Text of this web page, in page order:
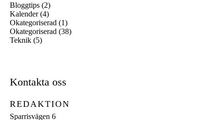
Bloggtips (2)
Kalender(4)
Okategoriserad (1)
Okategoriserad (38)
Teknik (5)
Kontakta oss
REDAKTION
Sparrisvägen 6